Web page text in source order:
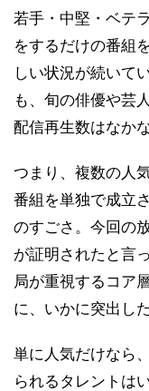
若手・中堅・ベテ
をするだけの番組
しい状況が続いて
も、旬の俳優や芸
配信再生数はなか
つまり、複数の人
番組を単独で成立
のすごさ。今回の
が証明されたと言
局が重視するコア
に、いかに突出し
単に人気だけなら
られるタレントは